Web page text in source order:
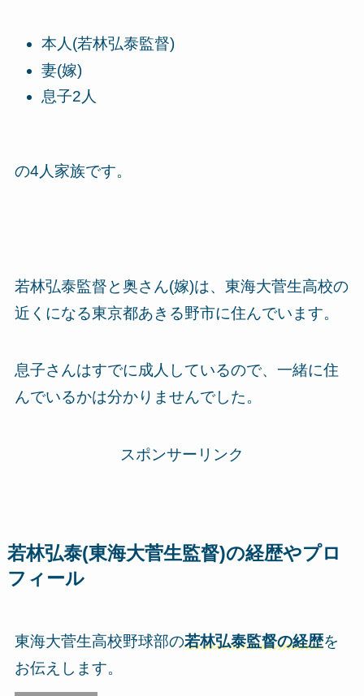
本人(若林弘泰監督)
妻(嫁)
息子2人
の4人家族です。
若林弘泰監督と奥さん(嫁)は、東海大菅生高校の
近くになる東京都あきる野市に住んでいます。
息子さんはすでに成人しているので、一緒に住
んでいるかは分かりませんでした。
スポンサーリンク
若林弘泰(東海大菅生監督)の経歴やプロ
フィール
東海大菅生高校野球部の若林弘泰監督の経歴を
お伝えします。